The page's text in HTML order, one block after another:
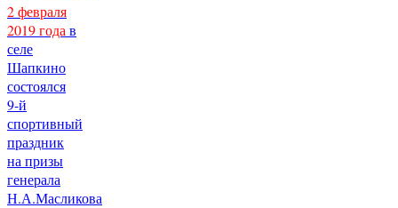
2 февраля
2019 года в
селе
Шапкино
состоялся
9-й
спортивный
праздник
на призы
генерала
Н.А.Масликова